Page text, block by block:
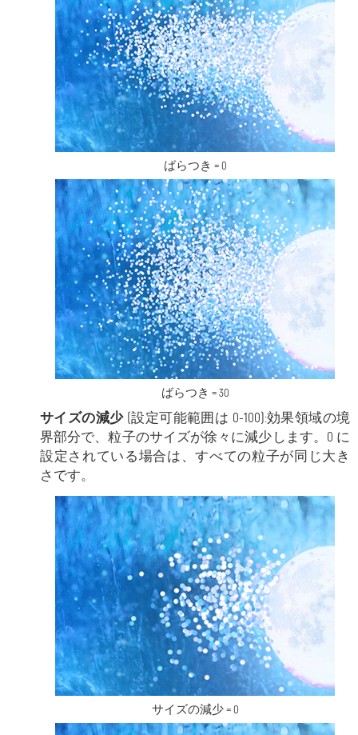
ばらつき = 0
ばらつき = 30
サイズの減少(設定可能範囲は 0-100):効果領域の境
界部分で、粒子のサイズが徐々に減少します。0 に
設定されている場合は、すべての粒子が同じ大き
さです。
サイズの減少 = 0